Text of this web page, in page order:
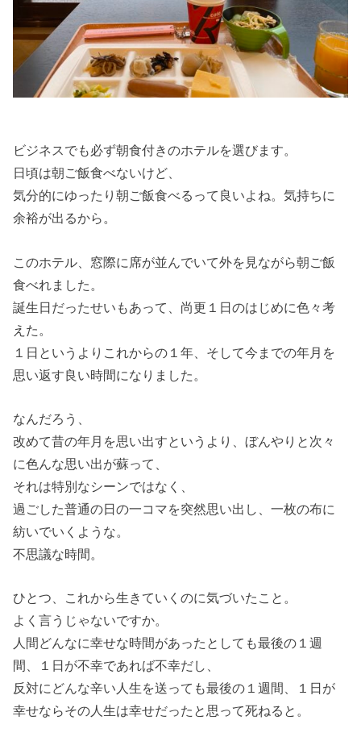
ビジネスでも必ず朝食付きのホテルを選びます。
日頃は朝ご飯食べないけど、
気分的にゆったり朝ご飯食べるって良いよね。気持ちに
余裕が出るから。
このホテル、窓際に席が並んでいて外を見ながら朝ご飯
食べれました。
誕生日だったせいもあって、尚更１日のはじめに色々考
えた。
１日というよりこれからの１年、そして今までの年月を
思い返す良い時間になりました。
なんだろう、
改めて昔の年月を思い出すというより、ぼんやりと次々
に色んな思い出が蘇って、
それは特別なシーンではなく、
過ごした普通の日の一コマを突然思い出し、一枚の布に
紡いでいくような。
不思議な時間。
ひとつ、これから生きていくのに気づいたこと。
よく言うじゃないですか。
人間どんなに幸せな時間があったとしても最後の１週
間、１日が不幸であれば不幸だし、
反対にどんな辛い人生を送っても最後の１週間、１日が
幸せならその人生は幸せだったと思って死ねると。